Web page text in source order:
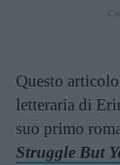
Questo
letteraria di
suo primo
Struggle But